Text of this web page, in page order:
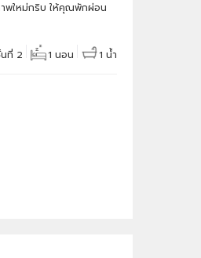
พใหม่กริบ ให้คุณพักผ่อน
ที่ 2 1 นอน 1 น้ำ